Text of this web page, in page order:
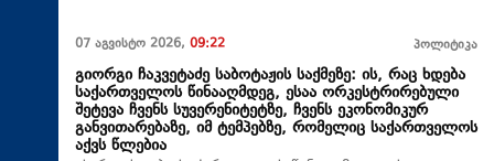
07 აგვისტო 2026, 09:22 პოლიტიკა
გიორგი ჩაკვეტაძე საბოტაჟის საქმეზე: ის, რაც ხდება
საქართველოს წინააღმდეგ, ესაა ორკესტრირებული
შეტევა ჩვენს სუვერენიტეტზე, ჩვენს ეკონომიკურ
განვითარებაზე, იმ ტემპებზე, რომელიც საქართველოს
აქვს წლებია